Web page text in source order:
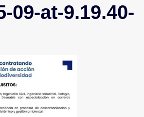
09-at-9.19.40-